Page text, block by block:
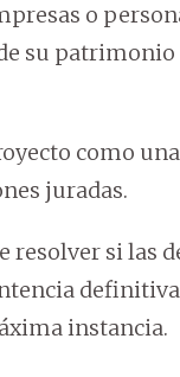
o
su patrimonio
como
juradas.
resolver si las
instancia.